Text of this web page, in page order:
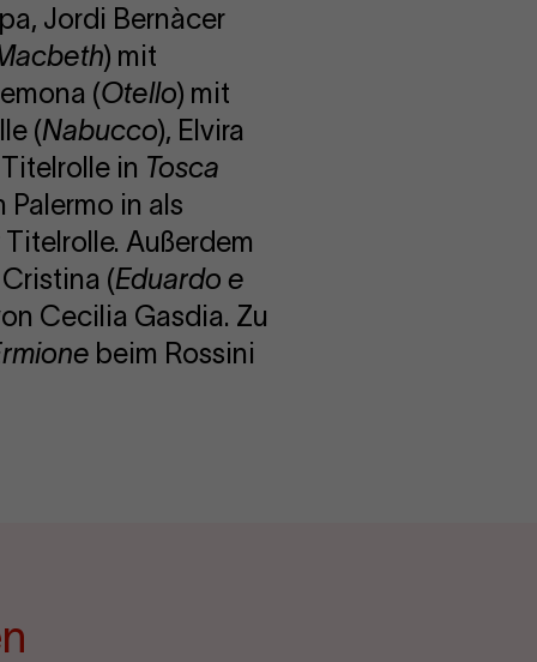
Jordi Bernàcer
) mit
(Otello) mit
(Nabucco), Elvira
in Tosca
in als
Außerdem
(Eduardo e
Cecilia Gasdia. Zu
beim Rossini